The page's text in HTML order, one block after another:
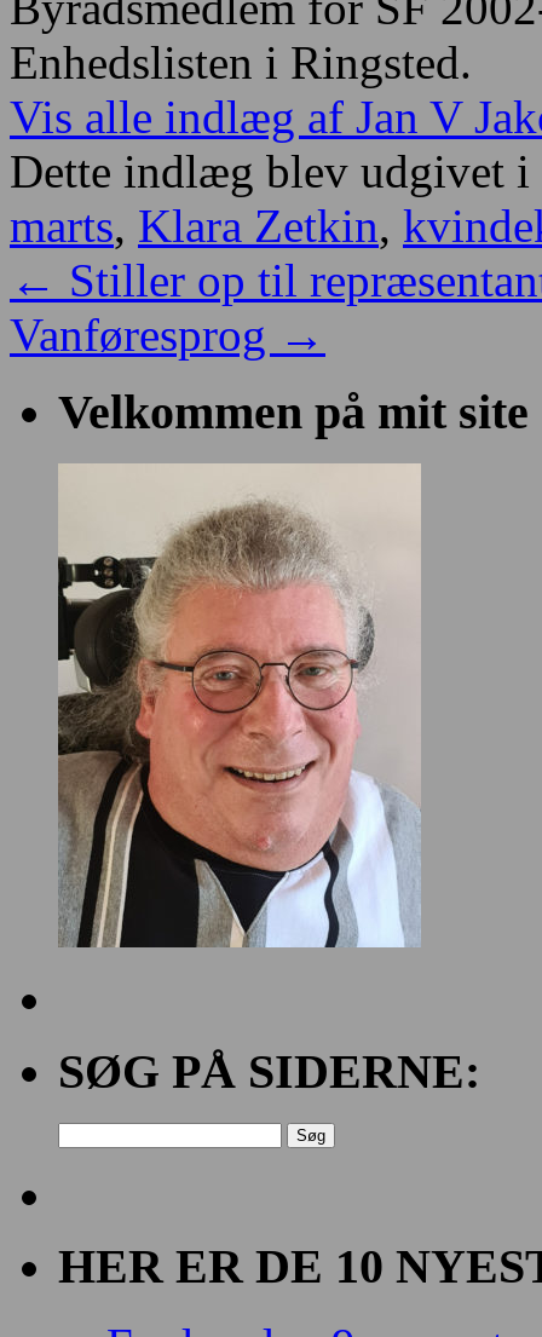
Enhedslisten i Ringsted.
Vis alle indlæg af Jan V
Dette indlæg blev udgivet i
marts, Klara Zetkin,
← Stiller op til
Vanføresprog →
Velkommen på mit site
SØG PÅ SIDERNE:
efter:
HER ER DE 10